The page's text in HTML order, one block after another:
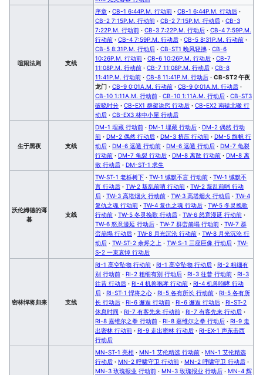
喧闹法则 支线
序章 · CB-1 6:44P.M. 行动前 · CB-1 6:44P.M. 行动后 ·
CB-2 7:15P.M. 行动前 · CB-2 7:15P.M. 行动后 · CB-3
7:22P.M. 行动前 · CB-3 7:22P.M. 行动后 · CB-4 7:59P.M.
行动前 · CB-4 7:59P.M. 行动后 · CB-5 8:31P.M. 行动前 ·
CB-5 8:31P.M. 行动后 · CB-ST1 晚风轻拂 · CB-6
10:26P.M. 行动前 · CB-6 10:26P.M. 行动后 · CB-7
11:08P.M. 行动前 · CB-7 11:08P.M. 行动后 · CB-8
11:41P.M. 行动前 · CB-8 11:41P.M. 行动后 · CB-ST2 午夜
龙门 · CB-9 0:01A.M. 行动前 · CB-9 0:01A.M. 行动后 ·
CB-10 1:11A.M. 行动前 · CB-10 1:11A.M. 行动后 · CB-ST3
破晓时分 · CB-EX1 群架诀窍 行动后 · CB-EX2 南辕北辙 行
动后 · CB-EX3 林中小屋 行动后
生于黑夜 支线
DM-1 埋藏 行动前 · DM-1 埋藏 行动后 · DM-2 偶然 行动
前 · DM-2 偶然 行动后 · DM-3 挤压 行动前 · DM-5 旗帜 行
动后 · DM-6 远遁 行动前 · DM-6 远遁 行动后 · DM-7 龟裂
行动前 · DM-7 龟裂 行动后 · DM-8 离散 行动前 · DM-8 离
散 行动后 · DM-ST-1 求生
沃伦姆德的薄
暮
支线
TW-ST-1 老栎树下 · TW-1 缄默不言 行动前 · TW-1 缄默不
言 行动后 · TW-2 叛乱前哨 行动前 · TW-2 叛乱前哨 行动
后 · TW-3 高塔烟火 行动前 · TW-3 高塔烟火 行动后 · TW-4
复仇之魂 行动前 · TW-4 复仇之魂 行动后 · TW-5 冬灵挽歌
行动前 · TW-5 冬灵挽歌 行动后 · TW-6 怒意漫延 行动前 ·
TW-6 怒意漫延 行动后 · TW-7 群峦崩塌 行动前 · TW-7 群
峦崩塌 行动后 · TW-8 月光沉沦 行动前 · TW-8 月光沉沦 行
动后 · TW-ST-2 余烬之上 · TW-S-1 三座巨像 行动后 · TW-
S-2 一束哀悼 行动后
密林悍将归来 支线
RI-1 高空坠物 行动前 · RI-1 高空坠物 行动后 · RI-2 粗细有
别 行动前 · RI-2 粗细有别 行动后 · RI-3 往昔 行动前 · RI-3
往昔 行动后 · RI-4 机兽咆哮 行动前 · RI-4 机兽咆哮 行动
后 · RI-ST-1 悍将之心 · RI-5 各有所长 行动前 · RI-5 各有所
长 行动后 · RI-6 邂逅 行动前 · RI-6 邂逅 行动后 · RI-ST-2
休息时间 · RI-7 有客先来 行动前 · RI-7 有客先来 行动后 ·
RI-8 嘉维尔之拳 行动前 · RI-8 嘉维尔之拳 行动后 · RI-9 走
出密林 行动前 · RI-9 走出密林 行动后 · RI-EX-1 声东击西
行动后
MN-ST-1 亮相 · MN-1 艾伦精选 行动前 · MN-1 艾伦精选
行动后 · MN-2 呼啸守卫 行动前 · MN-2 呼啸守卫 行动后 ·
MN-3 玫瑰报业 行动前 · MN-3 玫瑰报业 行动后 · MN-4 辉